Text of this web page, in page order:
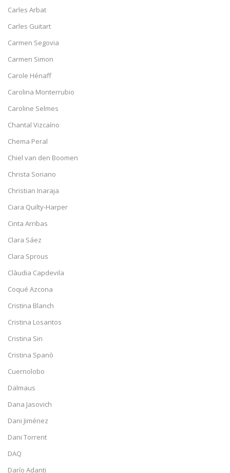
Carles Arbat
Carles Guitart
Carmen Segovia
Carmen Simon
Carole Hénaff
Carolina Monterrubio
Caroline Selmes
Chantal Vizcaíno
Chema Peral
Chiel van den Boomen
Christa Soriano
Christian Inaraja
Ciara Quilty-Harper
Cinta Arribas
Clara Sáez
Clara Sprous
Clàudia Capdevila
Coqué Azcona
Cristina Blanch
Cristina Losantos
Cristina Sin
Cristina Spanò
Cuernolobo
Dalmaus
Dana Jasovich
Dani Jiménez
Dani Torrent
DAQ
Darío Adanti